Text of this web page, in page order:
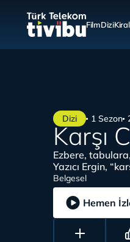
FilmDizi
Dizi 1 Sezon
Karşı
Ezbere,
Yazıcı Ergin,
Belgesel
Hemen